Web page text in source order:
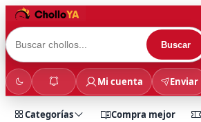
Buscar
Mi cuenta Enviar
Categorías Compra mejor